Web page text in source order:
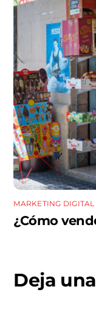
MARKETING DIGITAL
¿Cómo
Deja